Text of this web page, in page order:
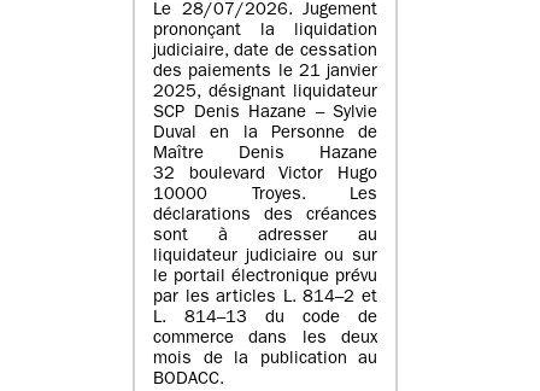
Le 28/07/2026. Jugement
prononçant la liquidation
judiciaire, date de cessation
des paiements le 21 janvier
2025, désignant liquidateur
SCP Denis Hazane – Sylvie
Duval en la Personne de
Maître Denis Hazane
32 boulevard Victor Hugo
10000 Troyes. Les
déclarations des créances
sont à adresser au
liquidateur judiciaire ou sur
le portail électronique prévu
par les articles L. 814–2 et
L. 814–13 du code de
commerce dans les deux
mois de la publication au
BODACC.